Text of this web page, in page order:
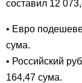
составил 12
• Евро
сума.
• Российский
164,47 сума.